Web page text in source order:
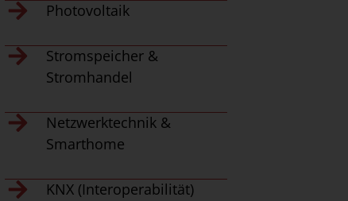
Photovoltaik
Stromspeicher &
Stromhandel
Netzwerktechnik &
Smarthome
KNX (Interoperabilität)​